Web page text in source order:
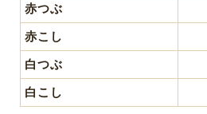
赤つぶ
赤こし
白つぶ
白こし